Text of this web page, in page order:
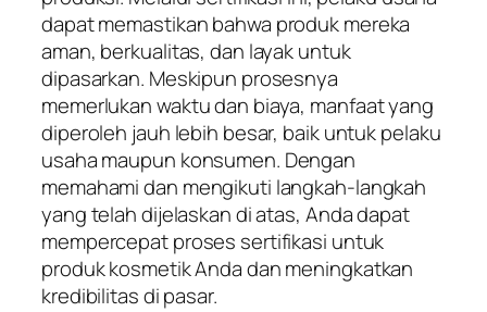
dapat memastikan bahwa produk mereka
aman, berkualitas, dan layak untuk
dipasarkan. Meskipun prosesnya
memerlukan waktu dan biaya, manfaat yang
diperoleh jauh lebih besar, baik untuk pelaku
usaha maupun konsumen. Dengan
memahami dan mengikuti langkah-langkah
yang telah dijelaskan di atas, Anda dapat
mempercepat proses sertifikasi untuk
produk kosmetik Anda dan meningkatkan
kredibilitas di pasar.